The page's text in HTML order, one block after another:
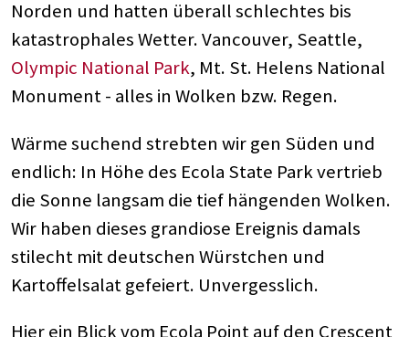
Norden und hatten überall schlechtes bis
katastrophales Wetter. Vancouver, Seattle,
Olympic National Park, Mt. St. Helens National
Monument - alles in Wolken bzw. Regen.
Wärme suchend strebten wir gen Süden und
endlich: In Höhe des Ecola State Park vertrieb
die Sonne langsam die tief hängenden Wolken.
Wir haben dieses grandiose Ereignis damals
stilecht mit deutschen Würstchen und
Kartoffelsalat gefeiert. Unvergesslich.
Hier ein Blick vom Ecola Point auf den Crescent